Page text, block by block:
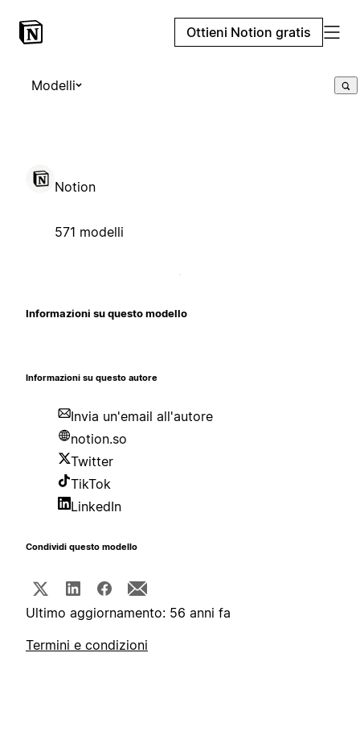
Ottieni Notion gratis
Modelli
Notion
571 modelli
Informazioni su questo modello
Informazioni su questo autore
Invia un'email all'autore
notion.so
Twitter
TikTok
LinkedIn
Condividi questo modello
Ultimo aggiornamento: 56 anni fa
Termini e condizioni